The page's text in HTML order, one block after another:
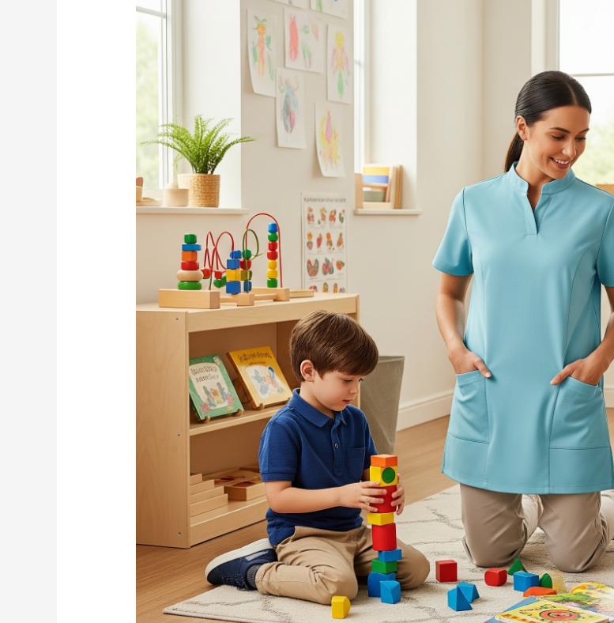
Profesora
2025